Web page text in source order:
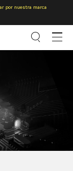
por nuestra marca